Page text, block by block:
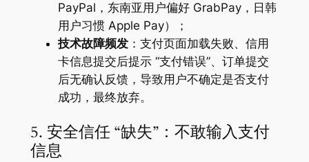
PayPal，东南亚用户偏好 GrabPay，日韩
用户习惯 Apple Pay）；
技术故障频发：支付页面加载失败、信用
卡信息提交后提示 “支付错误”、订单提交
后无确认反馈，导致用户不确定是否支付
成功，最终放弃。
5. 安全信任 “缺失”：不敢输入支付
信息